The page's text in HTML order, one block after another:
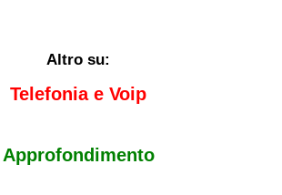
Altro su:
Telefonia e Voip
Approfondimento